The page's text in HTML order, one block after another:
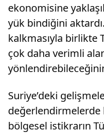
ekonomisine
yük bindiğini
kalkmasıyla birlikte
çok daha verimli
Suriye’deki
değerlendirmelerde
bölgesel istikrarın